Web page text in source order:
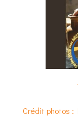
Crédit photos :